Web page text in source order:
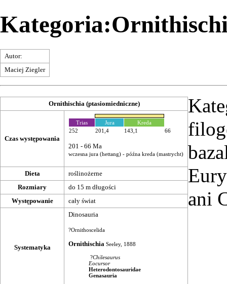
Autor:
Maciej Ziegler
Ornithischia (ptasiomiedniczne)
Czas występowania
Trias
252
Jura
201,4
Kreda
143,1
66
201 - 66 Ma
wczesna jura (hettang) - późna kreda (mastrycht)
Dieta
roślinożerne
Rozmiary
do 15 m długości
Występowanie
cały świat
Systematyka
Dinosauria
?Ornithoscelida
Ornithischia Seeley, 1888
?Chilesaurus
Eocursor
Heterodontosauridae
Genasauria
ani